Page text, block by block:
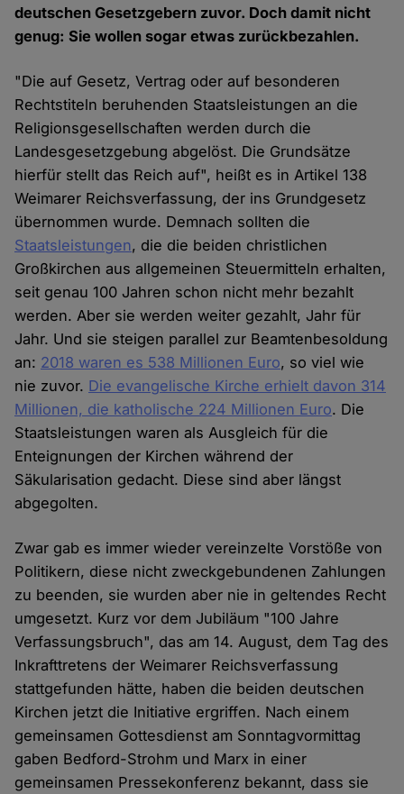
deutschen Gesetzgebern zuvor. Doch damit nicht
genug: Sie wollen sogar etwas zurückbezahlen.
"Die auf Gesetz, Vertrag oder auf besonderen
Rechtstiteln beruhenden Staatsleistungen an die
Religionsgesellschaften werden durch die
Landesgesetzgebung abgelöst. Die Grundsätze
hierfür stellt das Reich auf", heißt es in Artikel 138
Weimarer Reichsverfassung, der ins Grundgesetz
übernommen wurde. Demnach sollten die
Staatsleistungen, die die beiden christlichen
Großkirchen aus allgemeinen Steuermitteln erhalten,
seit genau 100 Jahren schon nicht mehr bezahlt
werden. Aber sie werden weiter gezahlt, Jahr für
Jahr. Und sie steigen parallel zur Beamtenbesoldung
an: 2018 waren es 538 Millionen Euro, so viel wie
nie zuvor. Die evangelische Kirche erhielt davon 314
Millionen, die katholische 224 Millionen Euro. Die
Staatsleistungen waren als Ausgleich für die
Enteignungen der Kirchen während der
Säkularisation gedacht. Diese sind aber längst
abgegolten.
Zwar gab es immer wieder vereinzelte Vorstöße von
Politikern, diese nicht zweckgebundenen Zahlungen
zu beenden, sie wurden aber nie in geltendes Recht
umgesetzt. Kurz vor dem Jubiläum "100 Jahre
Verfassungsbruch", das am 14. August, dem Tag des
Inkrafttretens der Weimarer Reichsverfassung
stattgefunden hätte, haben die beiden deutschen
Kirchen jetzt die Initiative ergriffen. Nach einem
gemeinsamen Gottesdienst am Sonntagvormittag
gaben Bedford-Strohm und Marx in einer
gemeinsamen Pressekonferenz bekannt, dass sie